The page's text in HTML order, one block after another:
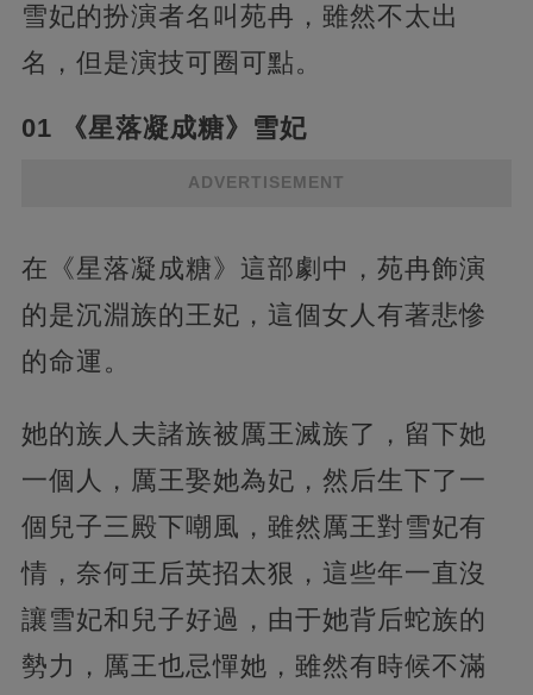
雪妃的扮演者名叫苑冉，雖然不太出
名，但是演技可圈可點。
01 《星落凝成糖》雪妃
ADVERTISEMENT
在《星落凝成糖》這部劇中，苑冉飾演
的是沉淵族的王妃，這個女人有著悲慘
的命運。
她的族人夫諸族被厲王滅族了，留下她
一個人，厲王娶她為妃，然后生下了一
個兒子三殿下嘲風，雖然厲王對雪妃有
情，奈何王后英招太狠，這些年一直沒
讓雪妃和兒子好過，由于她背后蛇族的
勢力，厲王也忌憚她，雖然有時候不滿